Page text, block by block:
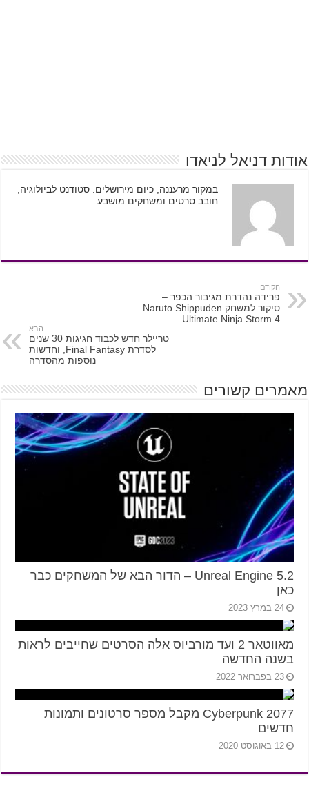
אודות דניאל לניאדו
במקור מרעננה, כיום מירושלים. סטודנט לביולוגיה,
חובב סרטים ומשחקים מושבע.
הקודם
פרידה נהדרת מגיבור הכפר –
סיקור למשחק Naruto Shippuden
– Ultimate Ninja Storm 4
הבא
טריילר חדש לכבוד חגיגות 30 שנים
לסדרת Final Fantasy, וחדשות
נוספות מהסדרה
מאמרים קשורים
2.Unreal Engine 5 – הדור הבא של המשחקים כבר
כאן
24 במרץ 2023
מאווטאר 2 ועד מורביוס אלה הסרטים שחייבים לראות
בשנה החדשה
23 בפברואר 2022
Cyberpunk 2077 מקבל מספר סרטונים ותמונות
חדשים
12 באוגוסט 2020